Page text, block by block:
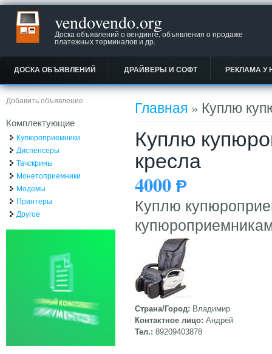
vendovendo.org
Доска объявлений о вендинге, объявления о продаже
платежных терминалов и др.
ДОСКА ОБЪЯВЛЕНИЙ ДРАЙВЕРЫ И СОФТ РЕКЛАМА У
Вы здесь
Главная » Куплю
Куплю
кресла
4000 Ᵽ
Куплю
Страна/Город: Владимир
Контактное лицо: Андрей
Тел.: 89209403878
Добавить объявление
Комплектующие
Купюроприемники
Диспенсеры
Тачскрины
Монетоприемники
Модемы
Принтеры
Другое